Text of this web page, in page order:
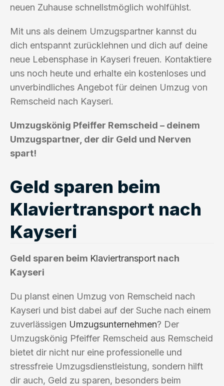
neuen Zuhause schnellstmöglich wohlfühlst.
Mit uns als deinem Umzugspartner kannst du
dich entspannt zurücklehnen und dich auf deine
neue Lebensphase in Kayseri freuen. Kontaktiere
uns noch heute und erhalte ein kostenloses und
unverbindliches Angebot für deinen Umzug von
Remscheid nach Kayseri.
Umzugskönig Pfeiffer Remscheid – deinem
Umzugspartner, der dir Geld und Nerven
spart!
Geld sparen beim
Klaviertransport nach
Kayseri
Geld sparen beim Klaviertransport nach
Kayseri
Du planst einen Umzug von Remscheid nach
Kayseri und bist dabei auf der Suche nach einem
zuverlässigen Umzugsunternehmen? Der
Umzugskönig Pfeiffer Remscheid aus Remscheid
bietet dir nicht nur eine professionelle und
stressfreie Umzugsdienstleistung, sondern hilft
dir auch, Geld zu sparen, besonders beim